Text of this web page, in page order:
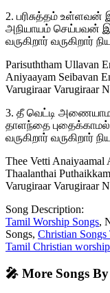
2. பரிசுத்தம் உள்ளவன்
அநியாயம் செய்பவன்
வருகிறார் வருகிறார்
Parisuththam Ullavan
Aniyaayam Seibavan
Varugiraar Varugiraar
3. தீ வெட்டி
தாளந்தை
வருகிறார் வருகிறார்
Thee Vetti Anaiyaamal
Thaalanthai
Varugiraar Varugiraar
Song Description:
Tamil Worship Songs,
Songs, Christian Songs
Tamil Christian
🎤 More Songs